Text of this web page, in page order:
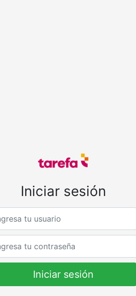
Iniciar sesión
Password